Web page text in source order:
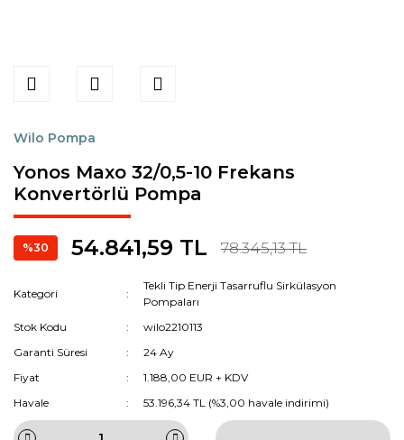
Wilo Pompa
Yonos Maxo 32/0,5-10 Frekans
Konvertörlü Pompa
%30 54.841,59 TL 78.345,13 TL
Kategori
Tekli Tip Enerji Tasarruflu Sirkülasyon
Pompaları
Stok Kodu
wilo2210113
Garanti Süresi
24 Ay
Fiyat
1.188,00 EUR + KDV
Havale
53.196,34 TL (%3,00 havale indirimi)